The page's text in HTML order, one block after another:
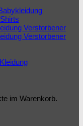
im Warenkorb.
Verstorbener
Verstorbener